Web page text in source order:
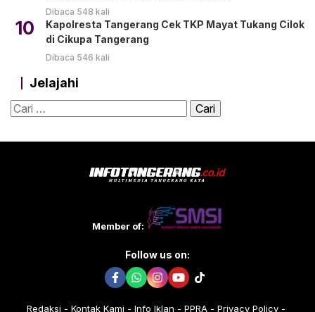
Dibaca 548 kali
10
Kapolresta Tangerang Cek TKP Mayat Tukang Cilok
di Cikupa Tangerang
Dibaca 546 kali
Jelajahi
Cari
Member of:
Follow us on:
Redaksi Kontak Kami Info Iklan PPRA Privacy Policy